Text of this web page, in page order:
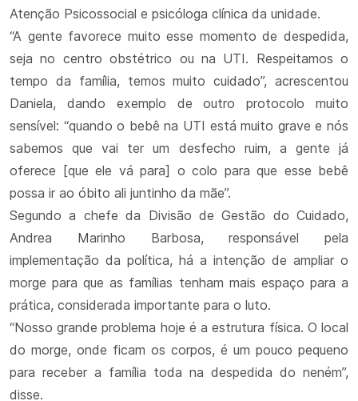
Atenção Psicossocial e psicóloga clínica da unidade.
“A gente favorece muito esse momento de despedida,
seja no centro obstétrico ou na UTI. Respeitamos o
tempo da família, temos muito cuidado”, acrescentou
Daniela, dando exemplo de outro protocolo muito
sensível: “quando o bebê na UTI está muito grave e nós
sabemos que vai ter um desfecho ruim, a gente já
oferece [que ele vá para] o colo para que esse bebê
possa ir ao óbito ali juntinho da mãe”.
Segundo a chefe da Divisão de Gestão do Cuidado,
Andrea Marinho Barbosa, responsável pela
implementação da política, há a intenção de ampliar o
morge para que as famílias tenham mais espaço para a
prática, considerada importante para o luto.
“Nosso grande problema hoje é a estrutura física. O local
do morge, onde ficam os corpos, é um pouco pequeno
para receber a família toda na despedida do neném”,
disse.